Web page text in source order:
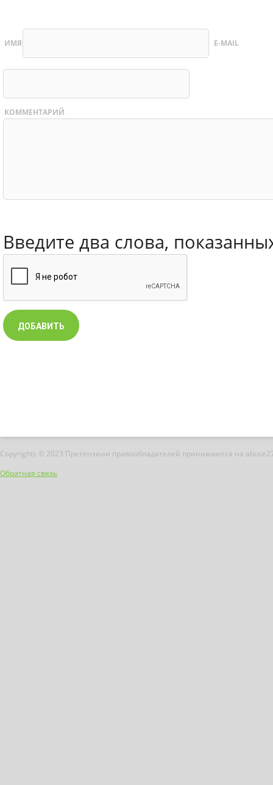
ИМЯ E-MAIL
КОММЕНТАРИЙ
Введите два слова,
Copyrights © 2023 Претензиии правообладателей принимаются на
Обратная связь